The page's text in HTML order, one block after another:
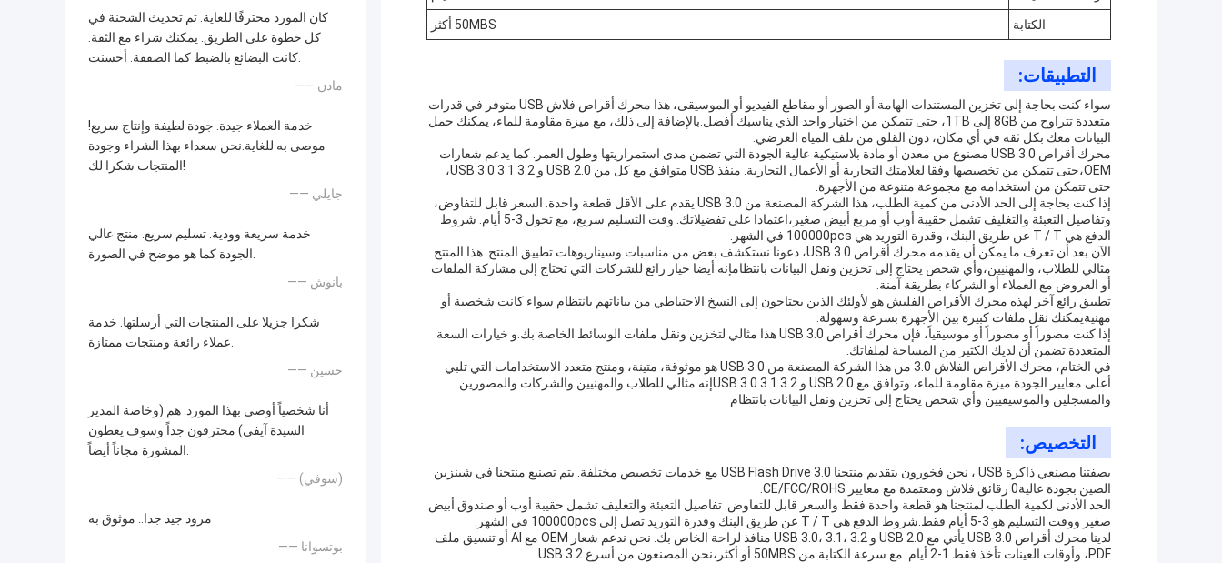
كان المورد محترفًا للغاية. تم تحديث الشحنة في
كل خطوة على الطريق. يمكنك شراء مع الثقة.
كانت البضائع بالضبط كما الصفقة. أحسنت.
—— مادن
خدمة العملاء جيدة. جودة لطيفة وإنتاج سريع!
موصى به للغاية.نحن سعداء بهذا الشراء وجودة
المنتجات شكرا لك!
—— جايلي
خدمة سريعة وودية. تسليم سريع. منتج عالي
الجودة كما هو موضح في الصورة.
—— بانوش
شكرا جزيلا على المنتجات التي أرسلتها. خدمة
عملاء رائعة ومنتجات ممتازة.
—— حسين
أنا شخصياً أوصي بهذا المورد. هم (وخاصة المدير
السيدة آيفي) محترفون جداً وسوف يعطون
المشورة مجاناً أيضاً.
—— (سوفي)
مزود جيد جدا.. موثوق به
—— بوتسوانا
الكتابة 50MBS أكثر
التطبيقات:
سواء كنت بحاجة إلى تخزين المستندات الهامة أو الصور أو مقاطع الفيديو أو الموسيقى، هذا محرك أقراص فلاش USB متوفر في قدرات
متعددة تتراوح من 8GB إلى 1TB، حتى تتمكن من اختيار واحد الذي يناسبك أفضل.بالإضافة إلى ذلك، مع ميزة مقاومة للماء، يمكنك حمل
البيانات معك بكل ثقة في أي مكان، دون القلق من تلف المياه العرضي.
محرك أقراص USB 3.0 مصنوع من معدن أو مادة بلاستيكية عالية الجودة التي تضمن مدى استمراريتها وطول العمر. كما يدعم شعارات
OEM،حتى تتمكن من تخصيصها وفقا لعلامتك التجارية أو الأعمال التجارية. منفذ USB متوافق مع كل من USB 2.0 و USB 3.0 3.1 3.2،
حتى تتمكن من استخدامه مع مجموعة متنوعة من الأجهزة.
إذا كنت بحاجة إلى الحد الأدنى من كمية الطلب، هذا الشركة المصنعة من USB 3.0 يقدم على الأقل قطعة واحدة. السعر قابل للتفاوض،
وتفاصيل التعبئة والتغليف تشمل حقيبة أوب أو مربع أبيض صغير،اعتمادا على تفضيلاتك. وقت التسليم سريع، مع تحول 3-5 أيام. شروط
الدفع هي T / T عن طريق البنك، وقدرة التوريد هي 100000pcs في الشهر.
الآن بعد أن تعرف ما يمكن أن يقدمه محرك أقراص USB 3.0، دعونا نستكشف بعض من مناسبات وسيناريوهات تطبيق المنتج. هذا المنتج
مثالي للطلاب، والمهنيين،وأي شخص يحتاج إلى تخزين ونقل البيانات بانتظامإنه أيضا خيار رائع للشركات التي تحتاج إلى مشاركة الملفات
أو العروض مع العملاء أو الشركاء بطريقة آمنة.
تطبيق رائع آخر لهذه محرك الأقراص الفليش هو لأولئك الذين يحتاجون إلى النسخ الاحتياطي من بياناتهم بانتظام سواء كانت شخصية أو
مهنيةيمكنك نقل ملفات كبيرة بين الأجهزة بسرعة وسهولة.
إذا كنت مصوراً أو مصوراً أو موسيقياً، فإن محرك أقراص USB 3.0 هذا مثالي لتخزين ونقل ملفات الوسائط الخاصة بك.و خيارات السعة
المتعددة تضمن أن لديك الكثير من المساحة لملفاتك.
في الختام، محرك الأقراص الفلاش 3.0 من هذا الشركة المصنعة من USB 3.0 هو موثوقة، متينة، ومنتج متعدد الاستخدامات التي تلبي
أعلى معايير الجودة.ميزة مقاومة للماء، وتوافق مع USB 2.0 و USB 3.0 3.1 3.2إنه مثالي للطلاب والمهنيين والشركات والمصورين
والمسجلين والموسيقيين وأي شخص يحتاج إلى تخزين ونقل البيانات بانتظام
التخصيص:
بصفتنا مصنعي ذاكرة USB ، نحن فخورون بتقديم منتجنا 3.0 USB Flash Drive مع خدمات تخصيص مختلفة. يتم تصنيع منتجنا في شينزين
الصين بجودة عالية0 رقائق فلاش ومعتمدة مع معايير CE/FCC/ROHS.
الحد الأدنى لكمية الطلب لمنتجنا هو قطعة واحدة فقط والسعر قابل للتفاوض. تفاصيل التعبئة والتغليف تشمل حقيبة أوب أو صندوق أبيض
صغير ووقت التسليم هو 3-5 أيام فقط.شروط الدفع هي T / T عن طريق البنك وقدرة التوريد تصل إلى 100000pcs في الشهر.
لدينا محرك أقراص USB 3.0 يأتي مع USB 2.0 و USB 3.0، 3.1، 3.2 منافذ لراحة الخاص بك. نحن ندعم شعار OEM مع AI أو تنسيق ملف
PDF، وأوقات العينات تأخذ فقط 1-2 أيام. مع سرعة الكتابة من 50MBS أو أكثر،نحن المصنعون من أسرع USB 3.2.